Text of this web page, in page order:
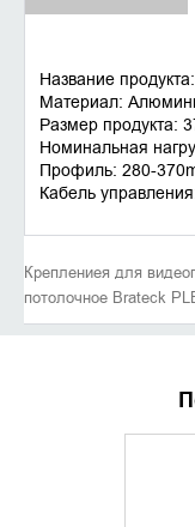
Название
Материал:
Размер продукта:
Номинальная
Профиль: 280-
Кабель
Креплениея для
потолочное Brateck